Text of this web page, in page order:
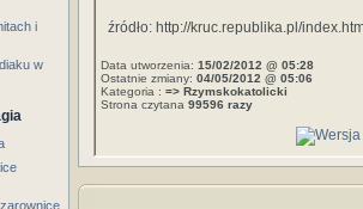
i
w
źródło: http://kruc.republika.pl/
Data utworzenia: 15/02/2012 @ 05:28
Ostatnie zmiany: 04/05/2012 @ 05:06
Kategoria : => Rzymskokatolicki
Strona czytana 99596 razy